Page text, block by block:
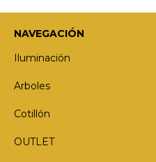
NAVEGACIÓN
Iluminación
Arboles
Cotillón
OUTLET